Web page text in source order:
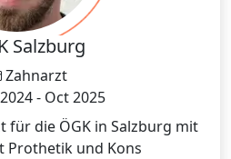
Salzburg
Zahnarzt
- Oct 2025
für die ÖGK in Salzburg mit
Prothetik und Kons